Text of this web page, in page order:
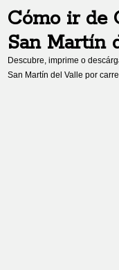
Cómo ir de
San Martín
Descubre, imprime o
San Martín del Valle por